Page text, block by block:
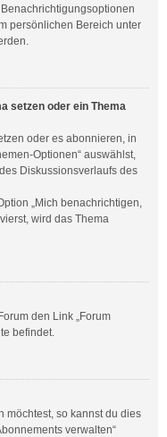
persönlichen Bereich unter
setzen oder ein Thema
oder es abonnieren, in
Optionen“ auswählst,
Diskussionsverlaufs des
„Mich benachrichtigen,
wird das Thema
den Link „Forum
befindet.
möchtest, so kannst du dies
verwalten“